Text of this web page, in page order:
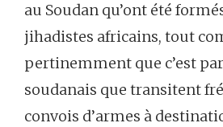
au Soudan qu’ont été
jihadistes africains, tout
pertinemment que c’est
soudanais que transitent
convois d’armes à